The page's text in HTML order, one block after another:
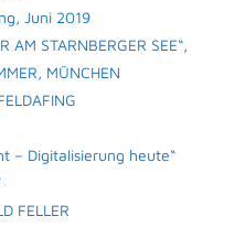
Juni 2019
AM STARNBERGER SEE“,
MÜNCHEN
– Digitalisierung heute“
FELLER